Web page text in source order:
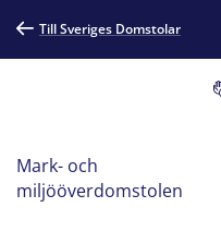
Till Sveriges Domstolar
Mark- och
miljööverdomstolen